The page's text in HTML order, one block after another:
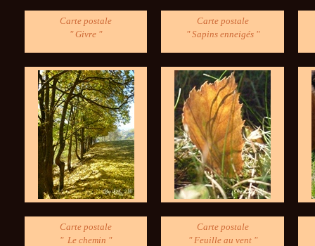
Carte postale
" Givre "
Carte postale
" Sapins enneigés "
Carte postale
" Le chemin "
Carte postale
" Feuille au vent "